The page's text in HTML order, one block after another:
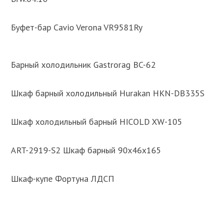
Буфет-бар Cavio Verona VR9581Ry
Барный холодильник Gastrorag BC-62
Шкаф барный холодильный Hurakan HKN-DB335S
Шкаф холодильный барный HICOLD XW-105
ART-2919-S2 Шкаф барный 90х46х165
Шкаф-купе Фортуна ЛДСП